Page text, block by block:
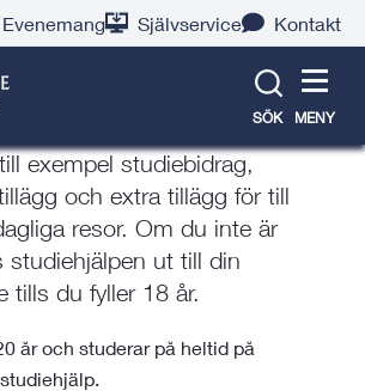
Evenemang Självservice Kontakt
SÖK MENY
och ekonomi
kan få ekonomisk
exempel studiebidrag,
och extra tillägg för till
resor. Om du inte är
studiehjälpen ut till din
tills du fyller 18 år.
år och studerar på heltid på